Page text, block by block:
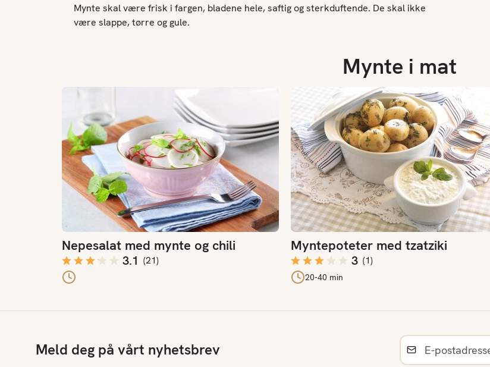
Mynte skal være frisk i fargen, bladene hele, saftig og sterkduftende. De skal ikke
være slappe, tørre og gule.
Mynte i mat
Nepesalat med mynte og chili
3.1 (21)
Nepesalat med mynte og chili
Myntepoteter med tzatziki
3 (1)
20-40 min
Myntepoteter med tzatziki
Meld deg på vårt nyhetsbrev